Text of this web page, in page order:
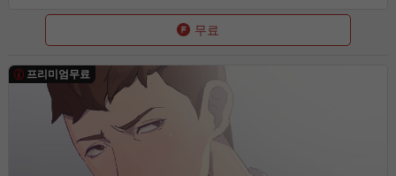
무료
프리미엄무료